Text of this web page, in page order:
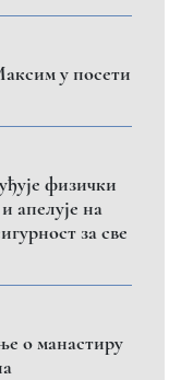
у посети
физички
апелује на
за све
о манастиру